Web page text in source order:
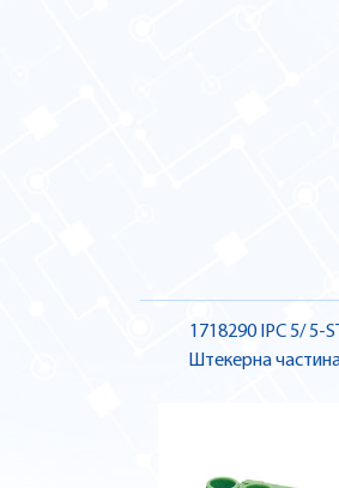
1718290 IPC 5/ 5-
Штекерна